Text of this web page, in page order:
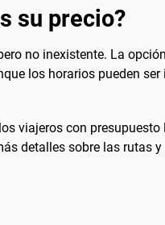
su precio?
no inexistente. La
los horarios pueden
viajeros con
detalles sobre las rutas